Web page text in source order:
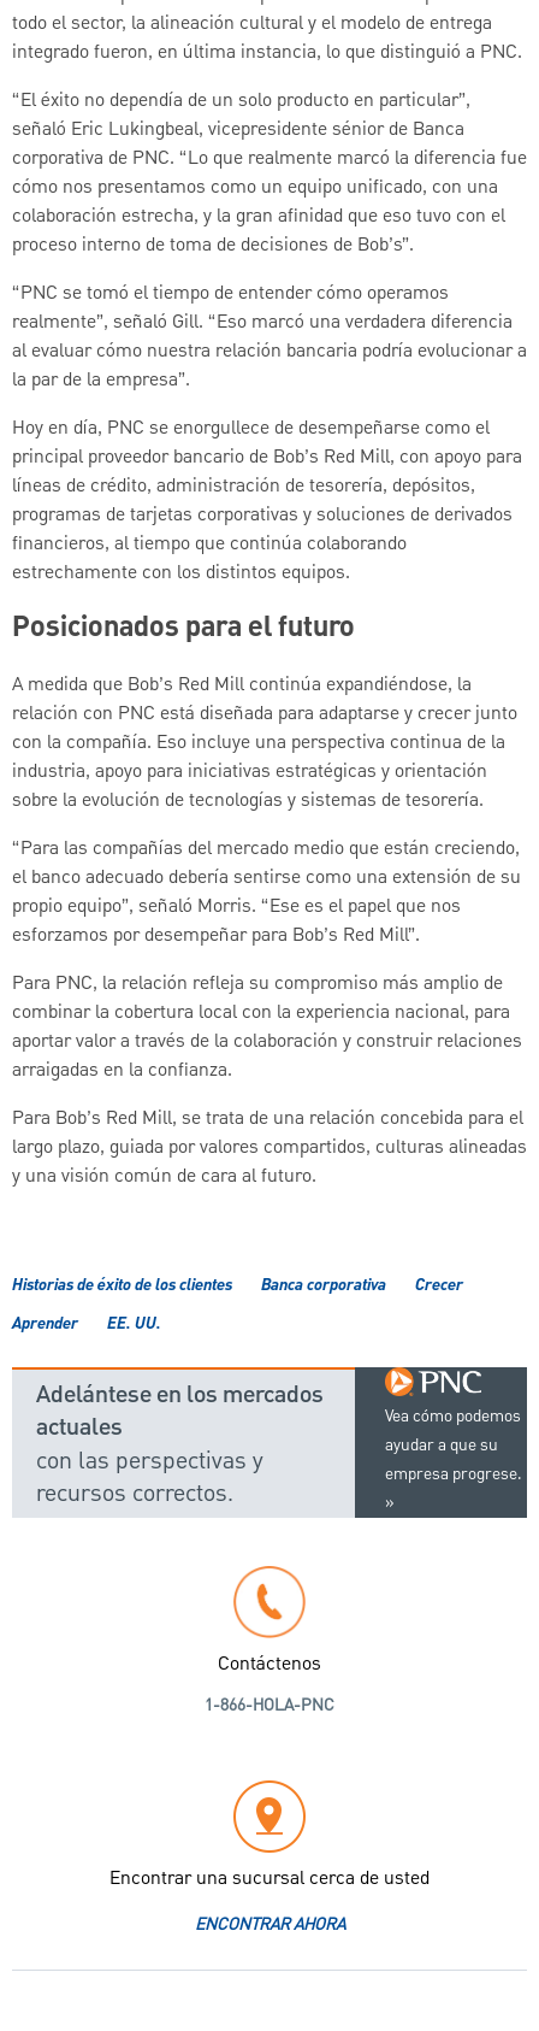
todo el sector, la alineación cultural y el modelo de entrega
integrado fueron, en última instancia, lo que distinguió a PNC.
“El éxito no dependía de un solo producto en particular”,
señaló Eric Lukingbeal, vicepresidente sénior de Banca
corporativa de PNC. “Lo que realmente marcó la diferencia fue
cómo nos presentamos como un equipo unificado, con una
colaboración estrecha, y la gran afinidad que eso tuvo con el
proceso interno de toma de decisiones de Bob’s”.
“PNC se tomó el tiempo de entender cómo operamos
realmente”, señaló Gill. “Eso marcó una verdadera diferencia
al evaluar cómo nuestra relación bancaria podría evolucionar a
la par de la empresa”.
Hoy en día, PNC se enorgullece de desempeñarse como el
principal proveedor bancario de Bob’s Red Mill, con apoyo para
líneas de crédito, administración de tesorería, depósitos,
programas de tarjetas corporativas y soluciones de derivados
financieros, al tiempo que continúa colaborando
estrechamente con los distintos equipos.
Posicionados para el futuro
A medida que Bob’s Red Mill continúa expandiéndose, la
relación con PNC está diseñada para adaptarse y crecer junto
con la compañía. Eso incluye una perspectiva continua de la
industria, apoyo para iniciativas estratégicas y orientación
sobre la evolución de tecnologías y sistemas de tesorería.
“Para las compañías del mercado medio que están creciendo,
el banco adecuado debería sentirse como una extensión de su
propio equipo”, señaló Morris. “Ese es el papel que nos
esforzamos por desempeñar para Bob’s Red Mill”.
Para PNC, la relación refleja su compromiso más amplio de
combinar la cobertura local con la experiencia nacional, para
aportar valor a través de la colaboración y construir relaciones
arraigadas en la confianza.
Para Bob’s Red Mill, se trata de una relación concebida para el
largo plazo, guiada por valores compartidos, culturas alineadas
y una visión común de cara al futuro.
Historias de éxito de los clientes Banca corporativa
Crecer
Aprender
EE. UU.
Vea cómo podemos
ayudar a que su
empresa progrese.
Adelántese en los mercados
actuales
con las perspectivas y
recursos correctos.
Contáctenos
1-866-HOLA-PNC
Encontrar una sucursal cerca de usted
ENCONTRAR AHORA